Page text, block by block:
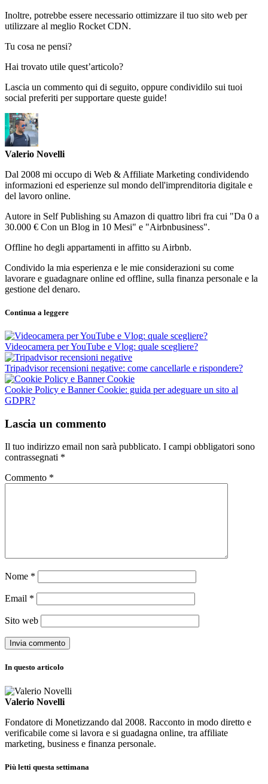
Inoltre, potrebbe essere necessario ottimizzare il tuo sito web per
utilizzare al meglio Rocket CDN.
Tu cosa ne pensi?
Hai trovato utile quest’articolo?
Lascia un commento qui di seguito, oppure condividilo sui tuoi
social preferiti per supportare queste guide!
Valerio Novelli
Dal 2008 mi occupo di Web & Affiliate Marketing condividendo
informazioni ed esperienze sul mondo dell'imprenditoria digitale e
del lavoro online.
Autore in Self Publishing su Amazon di quattro libri fra cui "Da 0 a
30.000 € Con un Blog in 10 Mesi" e "Airbnbusiness".
Offline ho degli appartamenti in affitto su Airbnb.
Condivido la mia esperienza e le mie considerazioni su come
lavorare e guadagnare online ed offline, sulla finanza personale e la
gestione del denaro.
Continua a leggere
Videocamera per YouTube e Vlog: quale scegliere?
Tripadvisor recensioni negative: come cancellarle e rispondere?
Cookie Policy e Banner Cookie: guida per adeguare un sito al
GDPR?
Lascia un commento
Il tuo indirizzo email non sarà pubblicato. I campi obbligatori sono
contrassegnati *
Commento *
Nome *
Email *
Sito web
In questo articolo
Valerio Novelli
Fondatore di Monetizzando dal 2008. Racconto in modo diretto e
verificabile come si lavora e si guadagna online, tra affiliate
marketing, business e finanza personale.
Più letti questa settimana